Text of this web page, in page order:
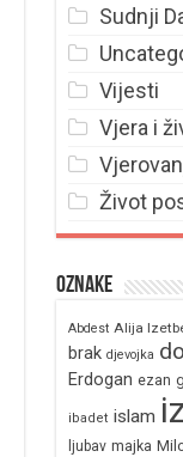
Sudnji
Vijesti
Vjera i
Život
Oznake
Abdest Alija
brak djevojka
Erdogan ezan
ibadet islam
ljubav majka